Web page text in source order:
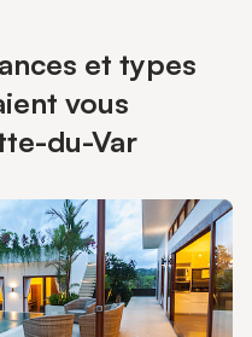
et types
vous
du-Var